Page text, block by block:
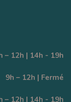
– 12h | 14h - 19h
9h – 12h | Fermé
– 12h | 14h - 19h